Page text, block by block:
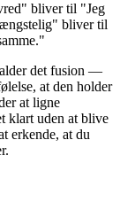
bliver til "Jeg
ængstelig" bliver til
det fusion —
at den holder
at ligne
klart uden at blive
erkende, at du